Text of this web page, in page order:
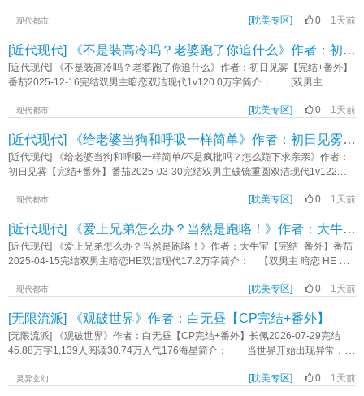
感。 某天在单位他瞅见了一只奶牛猫，四只脚白得像穿手套，屁股根还美得
一路尾随此猫，遗憾发现有主。然后主人出来了，人靓条顺一小帅哥，一见钟情
来得就是这么理所当然，当即就打算连猫带人一起养。 屈家这一家人，有钱
有权富得流油。但爹糙妈狠姐铁T，一家子猫嫌狗憎，搁一起凑不出来半个软乎
男生时，老脸拉得比驴脸还长。没多久知道了江亦一的身份，屈爹搓搓手，笑得
面露牙花：“哎呀，是猫啊，你说你这事儿闹的，你早说啊！来给爸带出去溜溜
去！” 【食用指南】 1. 成分复杂爹系&奶牛猫帅萌(偶尔有点小神经) 2.
年龄差10，小猫高中毕业刚成年，后面会继续上学 3. 架空世界观，请不要深
究职业和案件 4. 非纯爽文，可能有点慢热！ 5. 请不要当纪实文学考
究 内容标签： 情有独钟 甜文 成长 萌宠 治愈 日常 主角：江亦一，屈政彧
(yù) 一句话简介：人，你好，小猫在努力赚钱。 立意：救助猫猫狗狗，
人人有责！2026.08.05全文软校━━肉肉；《猫猫也要养家糊口》作者：清柏
了拯救这位长在自己审美点上的美强惨反派白月光，程澈决定：茶他！攻略他！
尔“不经意”贴贴。 内心OS弹幕刷屏，吐槽力MAX，花痴力更MAX！ 沈含
亭起初觉得这小糊咖挺好，后来又觉得他茶里茶气，最后……杯绿茶，他怎么就
戒不掉了？ 沈含亭：“谢谢你来到这个世界。”《影帝穿书：我靠绿茶拯救反派
钟情。 心中的爱意就像是无边无尽的燎原之火，恶劣因子让他控制不住自己
的哥哥。 对方每次不经意的举动都让的他眼眸微暗。 纪寻不知道陆屿究
竟是喜欢他，还是报复同父异母的弟弟。 就在他想要告白之际，那人却消失
了。 * 五年后，两人再次相遇。 陆屿淡定地说，“大家成年人，这种
趣，没想到——— 对方却频繁制造机会出现在他的跟前。 甚至在陆屿想
间的关系可以结束。” “招惹我后想全身而退？” “不可能。”《怎么办？急！
抛弃的小狗找上门了》作者：初日见雾
现代都市 [耽美专区] 0 1天前
[近代现代] 《不是装高冷吗？老婆跑了你追什么》作者：初日见雾【完结+番外】
[近代现代] 《不是装高冷吗？老婆跑了你追什么》作者：初日见雾【完结+番外】
番茄2025-12-16完结双男主暗恋双洁现代1v120.0万字简介： [双男主
Alpha攻 · 季野暗恋傅景川许久，生日当晚做了件大胆的事。 ——在
· 傅景川捡了个小孩养在身边。 两人情同手足，相依为命。 原以为兄
弟关系会继续维持，怎料在他易感期当日发生一场变故。 · 两人默契不提
及那晚发生过的事，却在对方一言一行中找出感情越界的证据，试图用各种方式
和别人聊天的内容： “——他还小，不太适合。” 紧接着又得知对方要结婚
微信**挑衅。 “哥，你好好结婚，我一个人过得很好。” “你说得对，适合
我的人真的特别多。” “现在我已经不是小孩子，准备给别的Alpha当宝
宝。” 手机一丢，扭头投奔刚认识的帅哥。 结果——— 傅景川揪着他
么》作者：初日见雾
现代都市 [耽美专区] 0 1天前
[近代现代] 《给老婆当狗和呼吸一样简单》作者：初日见雾【完结+番外】
[近代现代] 《给老婆当狗和呼吸一样简单/不是疯批吗？怎么跪下求亲亲》作者：
初日见雾【完结+番外】番茄2025-03-30完结双男主破镜重圆双洁现代1v122.2万
+酸甜】 陆嘉言跟了裴知闻十几年。 小时候陪玩、陪读，长大后成金丝
心灰意冷，选择离开裴知闻，藏在对方找不到的小城市。 怎料—— 在逃
走的第三年还是被裴知闻抓到了。 原以为会被裴知闻强制性带回去，谁知对
方不按照套路出牌，搬住进他仅有三十平米的出租屋。 * 裴知闻从小被人
号。 起初本是想养在身边当个宠物，谁知掌控与占有欲如同藤蔓疯长，感情
学不乖。” 后来，陆嘉言居高临下对红着眼快碎掉的裴知闻说： “学不乖的
是你。” “给你的机会不会用，那么一切按照我的来。” * 后来，陆嘉言
才知道。 不可一世且倨傲的裴知闻是来认错、学谈恋爱的。 只不过，嘴
娇；受平静疯感不明显。 3、有误会，轻微狗血。 4、披着强制实则恋爱
现代都市 [耽美专区] 0 1天前
[近代现代] 《爱上兄弟怎么办？当然是跑咯！》作者：大牛宝【完结+番外】
[近代现代] 《爱上兄弟怎么办？当然是跑咯！》作者：大牛宝【完结+番外】番茄
2025-04-15完结双男主暗恋HE双洁现代17.2万字简介： 【双男主 暗恋 HE 双
猝不及防、逃得杳无音讯。 因为他突然察出了自己原来一直对李崇戈揣着不
是回来了，因为漫长的距离不仅没有消磨掉他的妄念，反而横生出抓心挠肺的彻
骨思念。 他想，回来看看也好，亲眼看着李崇戈结婚生子，看他白首偕老，
这份不合时宜又见不得光的执念才能真正放下。 可他忘了，李崇戈这个人，
婆自己把自己吓跑了。 双洁+双向暗恋+极限拉扯+大钓特钓+HE《爱上兄弟
现代都市 [耽美专区] 0 1天前
[无限流派] 《观破世界》作者：白无昼【CP完结+番外】
[无限流派] 《观破世界》作者：白无昼【CP完结+番外】长佩2026-07-29完结
45.88万字1,139人阅读30.74万人气176海星简介： 当世界开始出现异常，破
则”与角色；后来，越来越多的地方被规则降临——只有扮演好属于你的角色，完
灵异玄幻 [耽美专区] 0 1天前